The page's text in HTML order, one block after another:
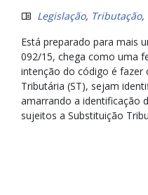
Legislação, Tributação,
Está preparado para mais
092/15, chega como uma
intenção do código é fazer
Tributária (ST), sejam
amarrando a identificação
sujeitos a Substituição